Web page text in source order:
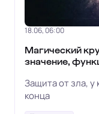
18.06, 06:00
Магический
значение,
Защита от зла, у
конца